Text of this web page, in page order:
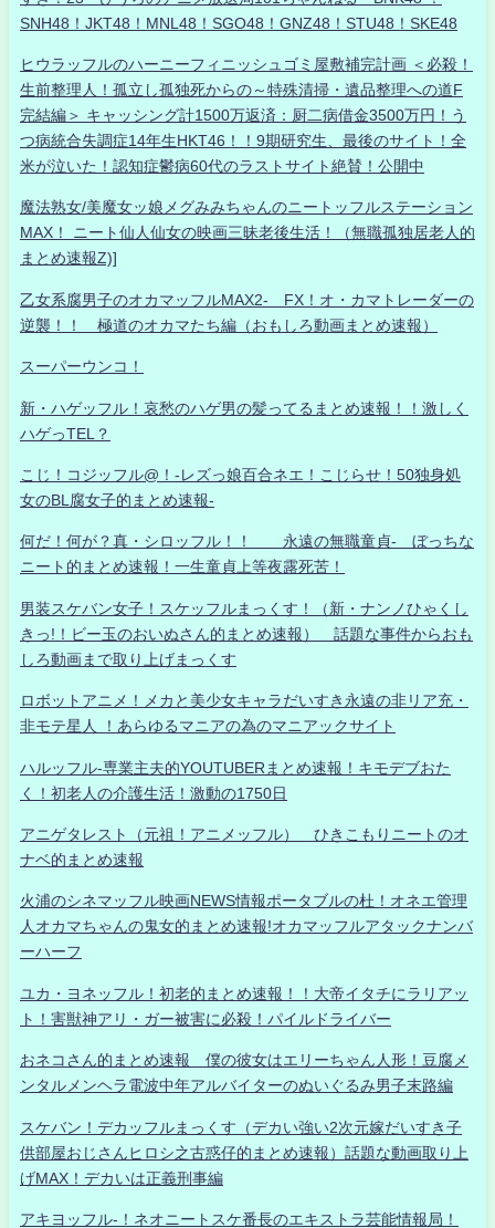
SNH48！JKT48！MNL48！SGO48！GNZ48！STU48！SKE48
ヒウラッフルのハーニーフィニッシュゴミ屋敷補完計画 ＜必殺！
生前整理人！孤立し孤独死からの～特殊清掃・遺品整理への道F
完結編＞ キャッシング計1500万返済：厨二病借金3500万円！う
つ病統合失調症14年生HKT46！！9期研究生、最後のサイト！全
米が泣いた！認知症鬱病60代のラストサイト絶賛！公開中
魔法熟女/美魔女ッ娘メグみみちゃんのニートッフルステーション
MAX！ ニート仙人仙女の映画三昧老後生活！（無職孤独居老人的
まとめ速報Z)]
乙女系腐男子のオカマッフルMAX2- FX！オ・カマトレーダーの
逆襲！！ 極道のオカマたち編（おもしろ動画まとめ速報）
スーパーウンコ！
新・ハゲッフル！哀愁のハゲ男の髪ってるまとめ速報！！激しく
ハゲっTEL？
こじ！コジッフル@！-レズっ娘百合ネエ！こじらせ！50独身処
女のBL腐女子的まとめ速報-
何だ！何が？真・シロッフル！！ 永遠の無職童貞- ぼっちな
ニート的まとめ速報！一生童貞上等夜露死苦！
男装スケバン女子！スケッフルまっくす！（新・ナンノひゃくし
きっ!！ビー玉のおいぬさん的まとめ速報） 話題な事件からおも
しろ動画まで取り上げまっくす
ロボットアニメ！メカと美少女キャラだいすき永遠の非リア充・
非モテ星人 ！あらゆるマニアの為のマニアックサイト
ハルッフル-専業主夫的YOUTUBERまとめ速報！キモデブおた
く！初老人の介護生活！激動の1750日
アニゲタレスト（元祖！アニメッフル） ひきこもりニートのオ
ナベ的まとめ速報
火浦のシネマッフル映画NEWS情報ポータブルの杜！オネエ管理
人オカマちゃんの鬼女的まとめ速報!オカマッフルアタックナンバ
ーハーフ
ユカ・ヨネッフル！初老的まとめ速報！！大帝イタチにラリアッ
ト！害獣神アリ・ガー被害に必殺！パイルドライバー
おネコさん的まとめ速報 僕の彼女はエリーちゃん人形！豆腐メ
ンタルメンヘラ電波中年アルバイターのぬいぐるみ男子末路編
スケバン！デカッフルまっくす（デカい強い2次元嫁だいすき子
供部屋おじさんヒロシ之古惑仔的まとめ速報）話題な動画取り上
げMAX！デカいは正義刑事編
アキヨッフル-！ネオニートスケ番長のエキストラ芸能情報局！